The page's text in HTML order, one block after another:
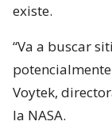
existe.
“Va a buscar
Voytek,
la NASA.